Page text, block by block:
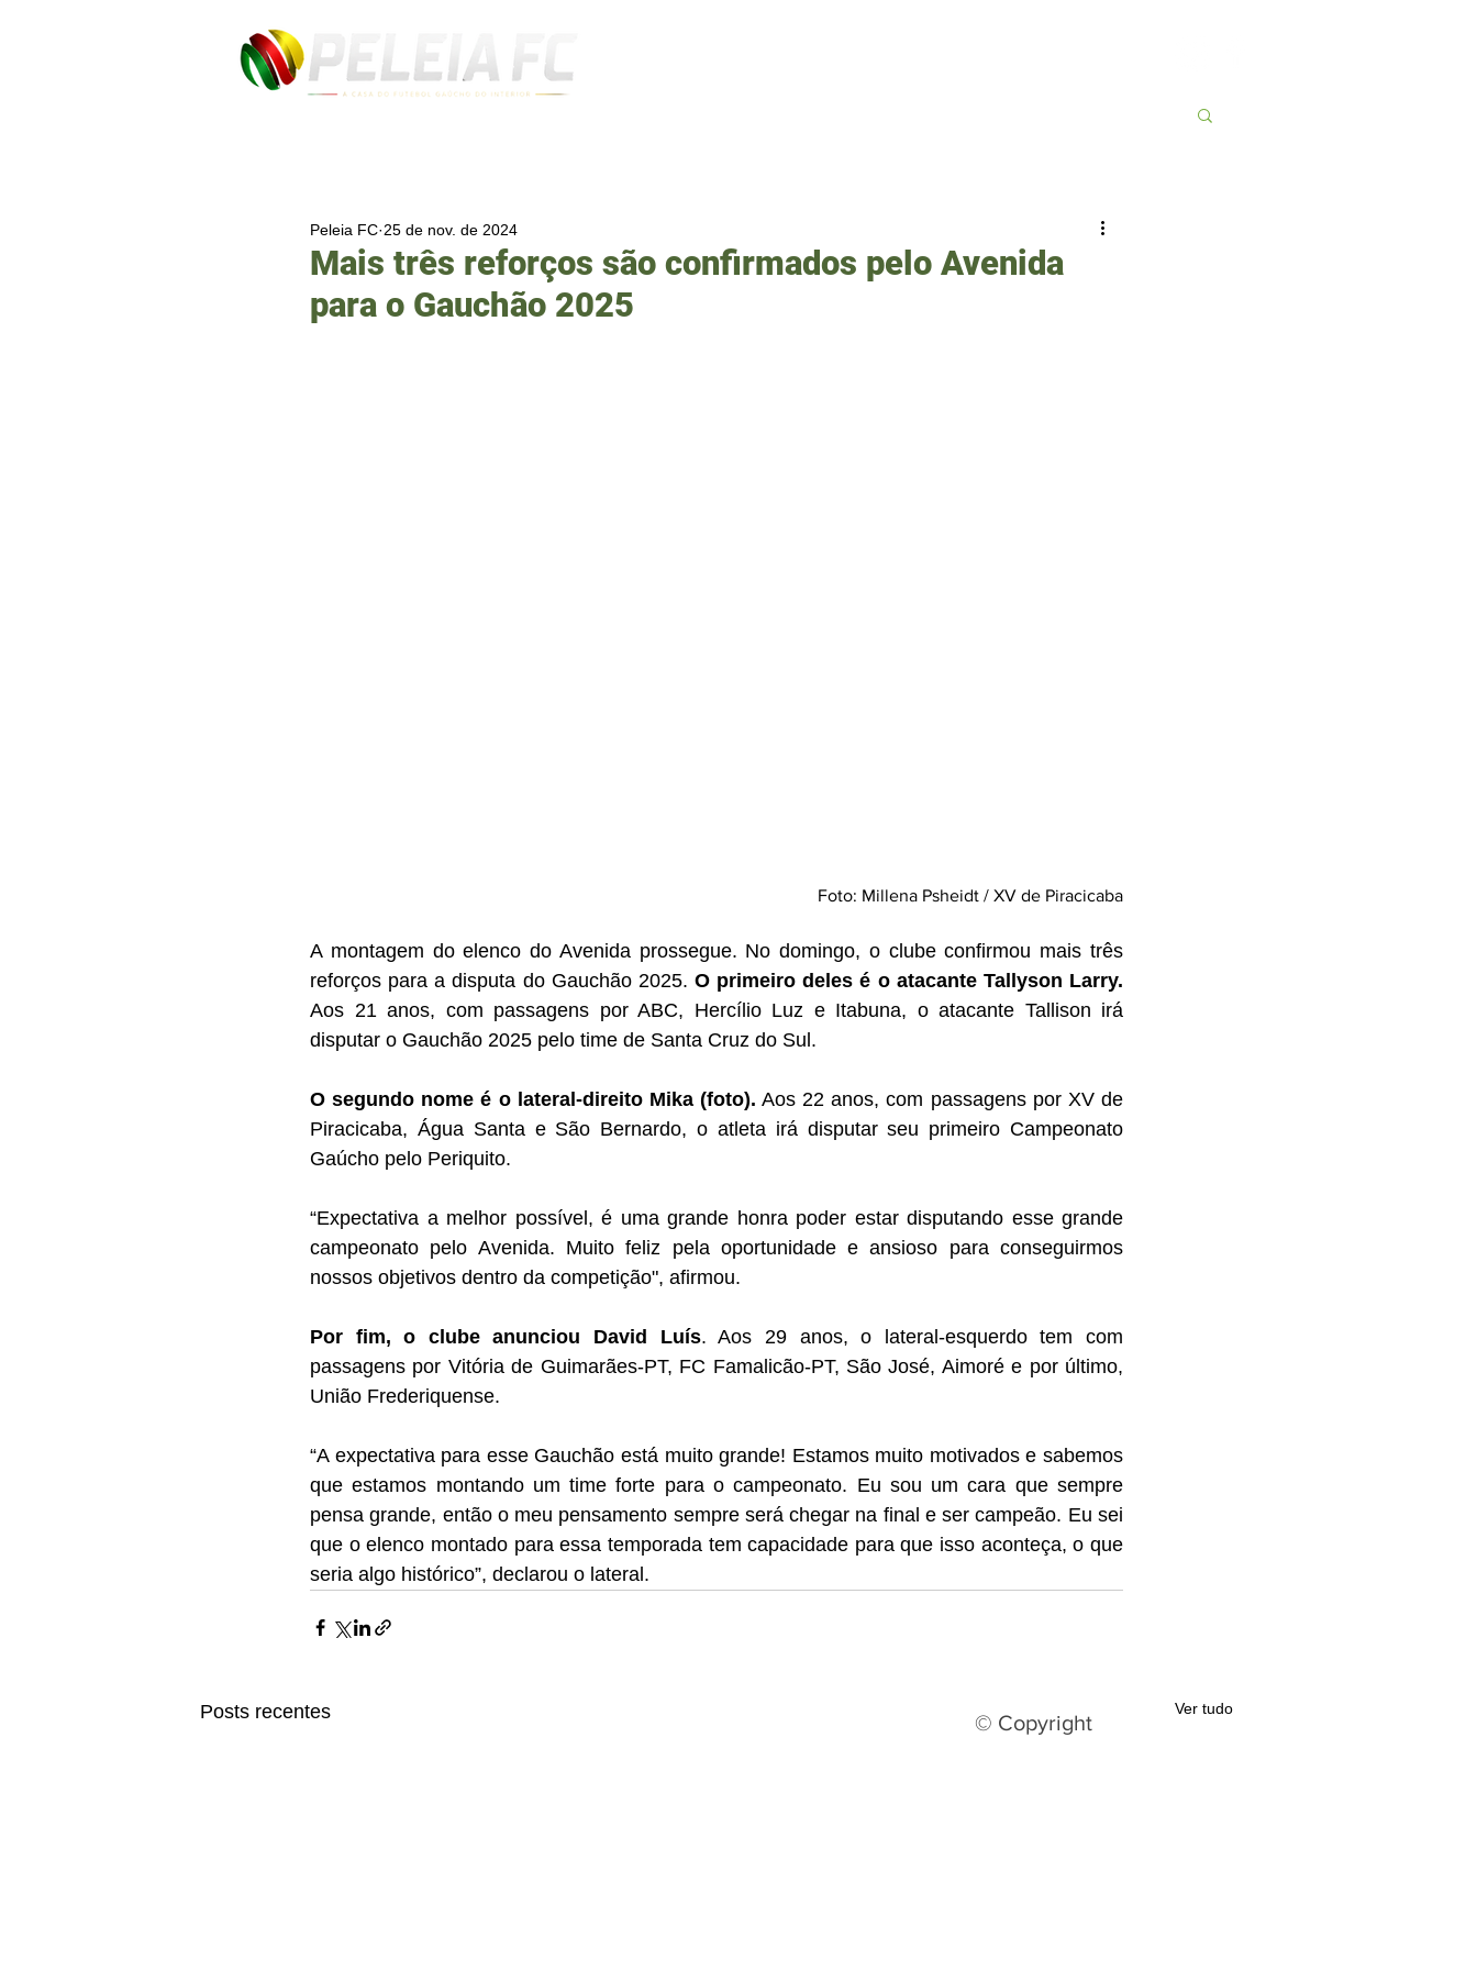
Mais três reforços são confirmados pelo Avenida
para o Gauchão 2025
Peleia FC 25 de nov. de 2024
Foto: Millena Psheidt / XV de Piracicaba
A montagem do elenco do Avenida prossegue. No domingo, o clube confirmou mais três
reforços para a disputa do Gauchão 2025. O primeiro deles é o
Aos 21 anos, com passagens por ABC, Hercílio Luz e Itabuna, o atacante Tallison irá
disputar o Gauchão 2025 pelo time de Santa Cruz do Sul.
O segundo nome é o lateral-direito Mika (foto). Aos 22 anos, com passagens por XV de
Piracicaba, Água Santa e São Bernardo, o atleta irá disputar seu primeiro Campeonato
Gaúcho pelo Periquito.
“⁠Expectativa a melhor possível, é uma grande honra poder estar disputando esse grande
campeonato pelo Avenida. Muito feliz pela oportunidade e ansioso para conseguirmos
nossos objetivos dentro da competição", afirmou.
Por fim, o clube anunciou David Luís. Aos 29 anos, o lateral-esquerdo tem com
passagens por Vitória de Guimarães-PT, FC Famalicão-PT, São José, Aimoré e por último,
União Frederiquense.
“A expectativa para esse Gauchão está muito grande! Estamos muito motivados e sabemos
que estamos montando um time forte para o campeonato. Eu sou um cara que sempre
pensa grande, então o meu pensamento sempre será chegar na final e ser campeão. Eu sei
que o elenco montado para essa temporada tem capacidade para que isso aconteça, o que
seria algo histórico”, declarou o lateral.
Posts recentes Ver tudo
© Copyright